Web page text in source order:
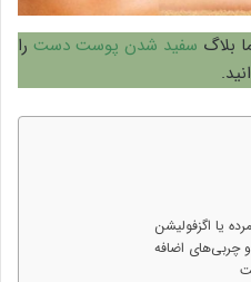
بلاگ سفید شدن پوست دست را
یا اگزفولیشن
چربی‌های اضافه